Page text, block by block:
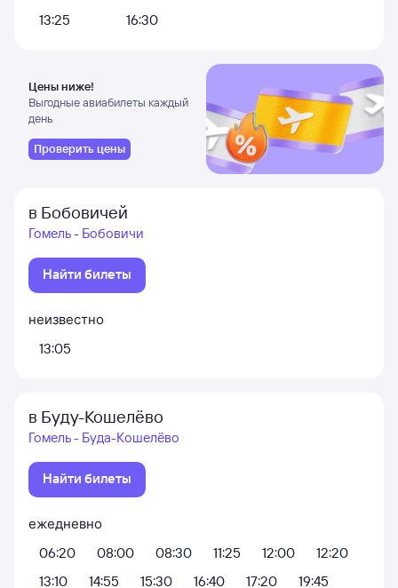
13:25
16:30
Цены ниже!
Выгодные авиабилеты каждый
день
Проверить цены
в Бобовичей
Гомель - Бобовичи
Найти билеты
неизвестно
13:05
в Буду-Кошелёво
Гомель - Буда-Кошелёво
Найти билеты
ежедневно
06:20
08:00 08:30 11:25 12:00
12:20
13:10
14:55 15:30 16:40 17:20 19:45